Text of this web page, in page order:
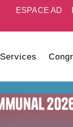
ESPACE AD
Services